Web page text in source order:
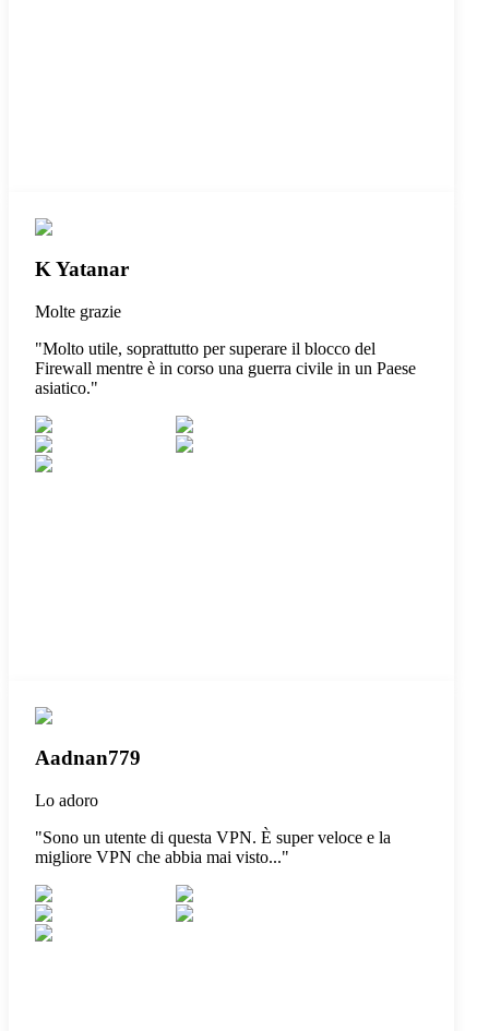
K Yatanar
Molte grazie
"Molto utile, soprattutto per superare il blocco del
Firewall mentre è in corso una guerra civile in un Paese
asiatico."
Aadnan779
Lo adoro
"Sono un utente di questa VPN. È super veloce e la
migliore VPN che abbia mai visto..."